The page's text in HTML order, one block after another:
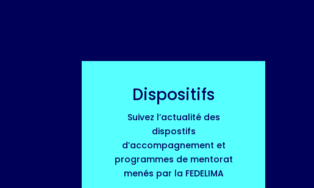
Dispositifs
Suivez l’actualité des
dispostifs
d’accompagnement et
programmes de mentorat
menés par la FEDELIMA